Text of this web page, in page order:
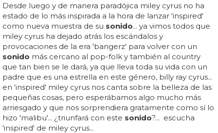
Desde luego y de manera paradójica miley cyrus no ha
estado de lo más inspirada a la hora de lanzar 'inspired'
como nueva muestra de su sonido... ya vimos todos que
miley cyrus ha dejado atrás los escándalos y
provocaciones de la era 'bangerz' para volver con un
sonido más cercano al pop-folk y también al country
que tan bien se le dará, ya que lleva toda su vida con un
padre que es una estrella en este género, billy ray cyrus...
en 'inspired' miley cyrus nos canta sobre la belleza de las
pequeñas cosas, pero esperábamos algo mucho más
arriesgado y que nos sorprendiera gratamente como sí lo
hizo 'malibu'... ¿triunfará con este sonido?... escucha
'inspired' de miley cyrus...